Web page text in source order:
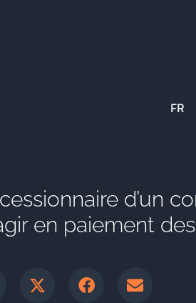
FR
d’un
en paiement